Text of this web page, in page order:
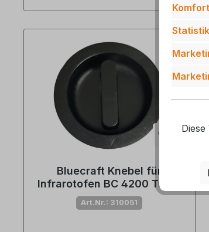
Bluecraft Knebel für
Infrarotofen BC 4200 Turbo
Art.Nr.: 310051